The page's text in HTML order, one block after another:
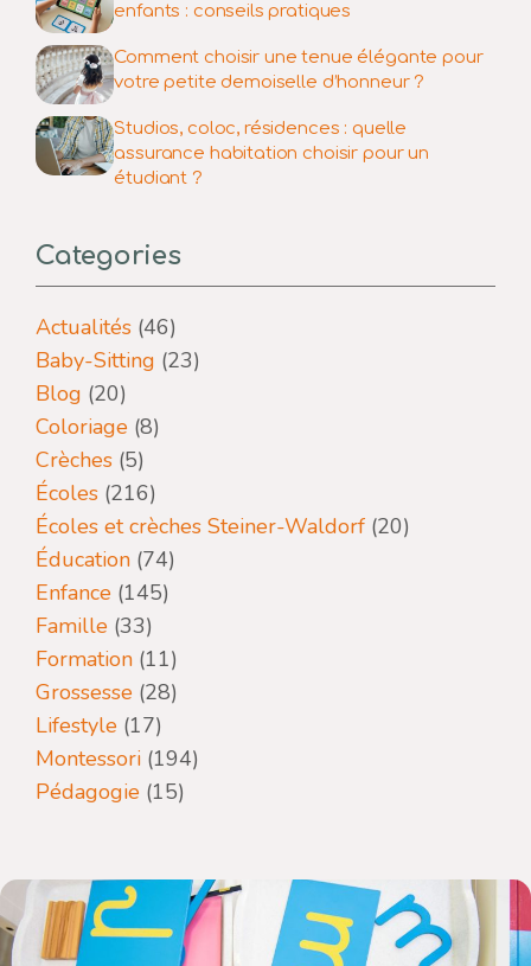
enfants : conseils pratiques
Comment choisir une tenue élégante pour
votre petite demoiselle d’honneur ?
Studios, coloc, résidences : quelle
assurance habitation choisir pour un
étudiant ?
Categories
Actualités (46)
Baby-Sitting (23)
Blog (20)
Coloriage (8)
Crèches (5)
Écoles (216)
Écoles et crèches Steiner-Waldorf (20)
Éducation (74)
Enfance (145)
Famille (33)
Formation (11)
Grossesse (28)
Lifestyle (17)
Montessori (194)
Pédagogie (15)